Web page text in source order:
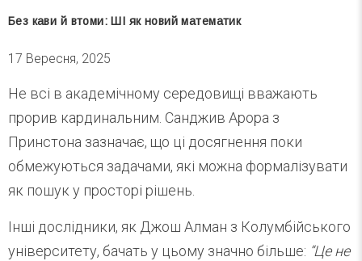
Без кави й втоми: ШІ як новий математик
17 Вересня, 2025
Не всі в академічному середовищі вважають
прорив кардинальним. Санджив Арора з
Принстона зазначає, що ці досягнення поки
обмежуються задачами, які можна формалізувати
як пошук у просторі рішень.
Інші дослідники, як Джош Алман з Колумбійського
університету, бачать у цьому значно більше: “Це не